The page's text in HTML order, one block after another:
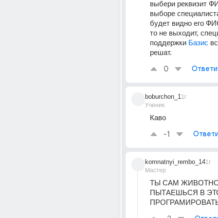
выбери реквизит
выборе
будет видно его
то не выходит,
поддержки Базис
решат.
0
boburchon_1
Ученик
1г
Каво
-1
komnatnyi_rembo_14
Мастер
1г
ТЫ САМ
ПЫТАЕШЬСЯ В